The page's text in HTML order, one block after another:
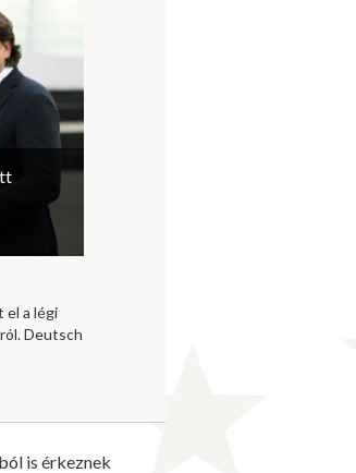
el a légi
Deutsch
is érkeznek